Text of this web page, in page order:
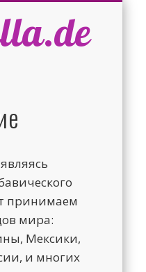
принимаем
мира:
Мексики,
и многих